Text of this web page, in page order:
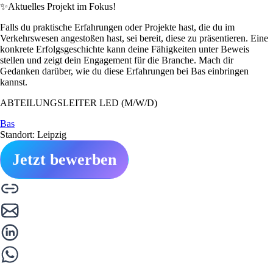
✨Aktuelles Projekt im Fokus!
Falls du praktische Erfahrungen oder Projekte hast, die du im
Verkehrswesen angestoßen hast, sei bereit, diese zu präsentieren. Eine
konkrete Erfolgsgeschichte kann deine Fähigkeiten unter Beweis
stellen und zeigt dein Engagement für die Branche. Mach dir
Gedanken darüber, wie du diese Erfahrungen bei Bas einbringen
kannst.
ABTEILUNGSLEITER LED (M/W/D)
Bas
Standort: Leipzig
Jetzt bewerben